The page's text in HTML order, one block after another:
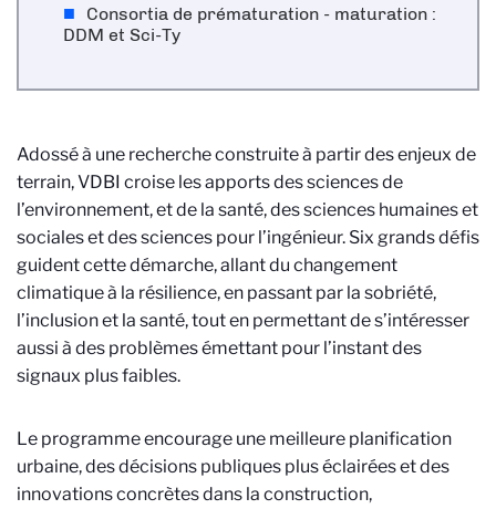
Consortia de prématuration - maturation :
DDM et Sci-Ty
Adossé à une recherche construite à partir des enjeux de
terrain, VDBI croise les apports des sciences de
l’environnement, et de la santé, des sciences humaines et
sociales et des sciences pour l’ingénieur. Six grands défis
guident cette démarche, allant du changement
climatique à la résilience, en passant par la sobriété,
l’inclusion et la santé, tout en permettant de s’intéresser
aussi à des problèmes émettant pour l’instant des
signaux plus faibles.
Le programme encourage une meilleure planification
urbaine, des décisions publiques plus éclairées et des
innovations concrètes dans la construction,